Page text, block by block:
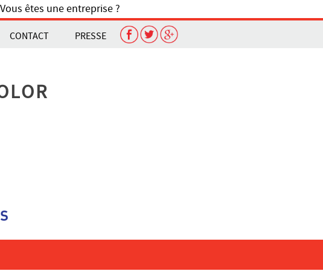
Vous êtes une entreprise ?
CONTACT PRESSE